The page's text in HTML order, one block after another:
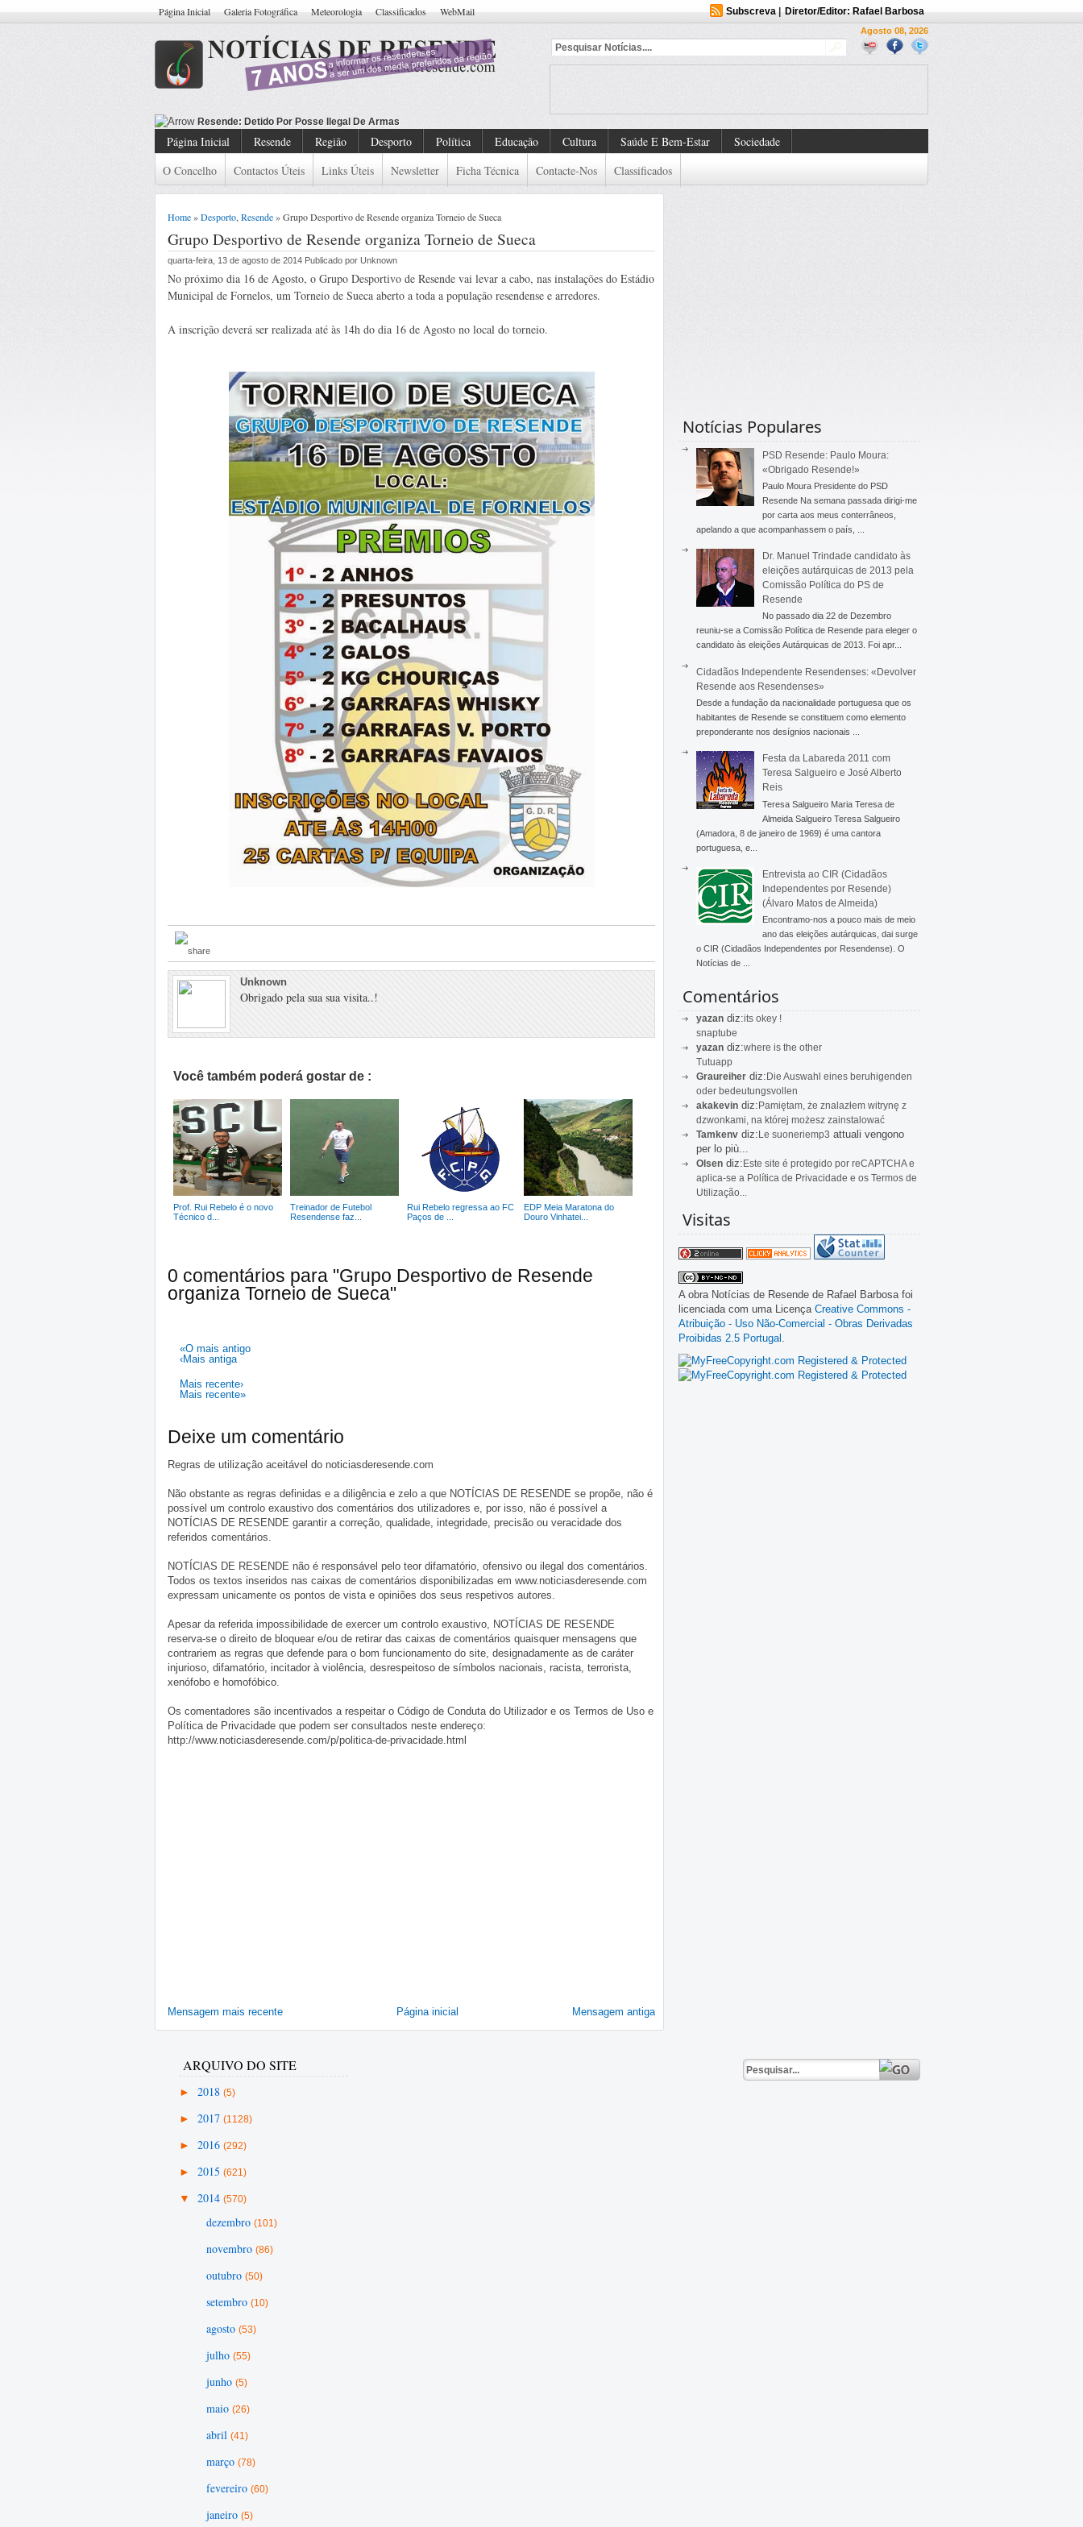
Página Inicial Galeria Fotográfica Meteorologia Classificados WebMail Subscreva| Diretor/Editor: Rafael Barbosa
Agosto 08, 2026
Resende: Detido
Página Inicial Resende Região Desporto Política Educação Cultura Saúde E Bem-Estar
Sociedade
O Concelho
Contactos Úteis Links Úteis Newsletter Ficha Técnica Contacte-Nos Classificados
Home»Desporto Resende» Grupo Desportivo de Resende organiza Torneio de Sueca
Grupo Desportivo de Resende organiza Torneio de Sueca
quarta-feira, 13 de agosto de 2014 Publicado por Unknown
No próximo dia 16 de Agosto, o Grupo Desportivo de Resende vai levar a cabo, nas instalações do Estádio
Municipal de Fornelos, um Torneio de Sueca aberto a toda a população resendense e arredores.
A inscrição deverá ser realizada até às 14h do dia 16 de Agosto no local do torneio.
Unknown
Obrigado pela sua sua visita..!
Você também poderá gostar de :
Prof. Rui Rebelo é o novo
Técnico d...
Treinador de Futebol
Resendense faz...
Rui Rebelo regressa ao FC
Paços de ...
EDP Meia Maratona do
Douro Vinhatei...
0 comentários para "Grupo Desportivo de Resende
organiza Torneio de Sueca"
«O mais antigo
‹Mais antiga
Mais recente›
Mais recente»
Deixe um comentário
Regras de utilização aceitável do noticiasderesende.com
Não obstante as regras definidas e a diligência e zelo a que NOTÍCIAS DE RESENDE se propõe, não é
possível um controlo exaustivo dos comentários dos utilizadores e, por isso, não é possível a
NOTÍCIAS DE RESENDE garantir a correção, qualidade, integridade, precisão ou veracidade dos
referidos comentários.
NOTÍCIAS DE RESENDE não é responsável pelo teor difamatório, ofensivo ou ilegal dos comentários.
Todos os textos inseridos nas caixas de comentários disponibilizadas em www.noticiasderesende.com
expressam unicamente os pontos de vista e opiniões dos seus respetivos autores.
Apesar da referida impossibilidade de exercer um controlo exaustivo, NOTÍCIAS DE RESENDE
reserva-se o direito de bloquear e/ou de retirar das caixas de comentários quaisquer mensagens que
contrariem as regras que defende para o bom funcionamento do site, designadamente as de caráter
injurioso, difamatório, incitador à violência, desrespeitoso de símbolos nacionais, racista, terrorista,
xenófobo e homofóbico.
Os comentadores são incentivados a respeitar o Código de Conduta do Utilizador e os Termos de Uso e
Política de Privacidade que podem ser consultados neste endereço:
http://www.noticiasderesende.com/p/politica-de-privacidade.html
Mensagem mais recente Mensagem antiga
Página inicial
Notícias Populares
PSD Resende: Paulo Moura:
«Obrigado Resende!»
Paulo Moura Presidente do PSD
Resende Na semana passada dirigi-me
por carta aos meus conterrâneos,
apelando a que acompanhassem o país, ...
Dr. Manuel Trindade candidato às
eleições autárquicas de 2013 pela
Comissão Política do PS de
Resende
No passado dia 22 de Dezembro
reuniu-se a Comissão Política de Resende para eleger o
candidato às eleições Autárquicas de 2013. Foi apr...
Cidadãos Independente Resendenses: «Devolver
Resende aos Resendenses»
Desde a fundação da nacionalidade portuguesa que os
habitantes de Resende se constituem como elemento
preponderante nos desígnios nacionais ...
Festa da Labareda 2011 com
Teresa Salgueiro e José Alberto
Reis
Teresa Salgueiro Maria Teresa de
Almeida Salgueiro Teresa Salgueiro
(Amadora, 8 de janeiro de 1969) é uma cantora
portuguesa, e...
Entrevista ao CIR (Cidadãos
Independentes por Resende)
(Álvaro Matos de Almeida)
Encontramo-nos a pouco mais de meio
ano das eleições autárquicas, dai surge
o CIR (Cidadãos Independentes por Resendense). O
Notícias de ...
Comentários
yazan diz:its okey !
snaptube
yazan diz:where is the other
Tutuapp
Graureiher diz:Die Auswahl eines beruhigenden
oder bedeutungsvollen
akakevin diz:Pamiętam, że znalazłem witrynę z
dzwonkami, na której możesz zainstalować
Tamkenv diz:Le suoneriemp3 attuali vengono
per lo più...
Olsen diz:Este site é protegido por reCAPTCHA e
aplica-se a Política de Privacidade e os Termos de
Utilização...
Visitas
A obra Notícias de Resende de Rafael Barbosa foi
licenciada com uma Licença Creative Commons -
Atribuição - Uso Não-Comercial - Obras Derivadas
Proibidas 2.5 Portugal
ARQUIVO DO SITE
► 2018 (5)
► 2017 (1128)
► 2016 (292)
► 2015 (621)
▼ 2014 (570)
dezembro (101)
novembro (86)
outubro (50)
setembro (10)
agosto (53)
julho (55)
junho (5)
maio (26)
abril (41)
março (78)
fevereiro (60)
janeiro (5)